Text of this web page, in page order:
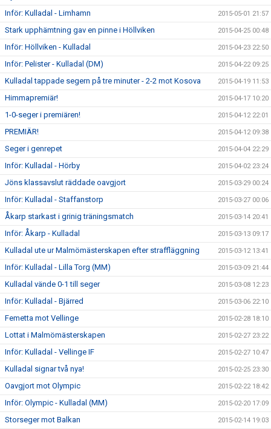
Inför: Kulladal - Limhamn 2015-05-01 21:57
Stark upphämtning gav en pinne i Höllviken 2015-04-25 00:48
Inför: Höllviken - Kulladal 2015-04-23 22:50
Inför: Pelister - Kulladal (DM) 2015-04-22 09:25
Kulladal tappade segern på tre minuter - 2-2 mot Kosova 2015-04-19 11:53
Himmapremiär! 2015-04-17 10:20
1-0-seger i premiären! 2015-04-12 22:01
PREMIÄR! 2015-04-12 09:38
Seger i genrepet 2015-04-04 22:29
Inför: Kulladal - Hörby 2015-04-02 23:24
Jöns klassavslut räddade oavgjort 2015-03-29 00:24
Inför: Kulladal - Staffanstorp 2015-03-27 00:06
Åkarp starkast i grinig träningsmatch 2015-03-14 20:41
Inför: Åkarp - Kulladal 2015-03-13 09:17
Kulladal ute ur Malmömästerskapen efter straffläggning 2015-03-12 13:41
Inför: Kulladal - Lilla Torg (MM) 2015-03-09 21:44
Kulladal vände 0-1 till seger 2015-03-08 12:23
Inför: Kulladal - Bjärred 2015-03-06 22:10
Femetta mot Vellinge 2015-02-28 18:10
Lottat i Malmömästerskapen 2015-02-27 23:22
Inför: Kulladal - Vellinge IF 2015-02-27 10:47
Kulladal signar två nya! 2015-02-25 23:30
Oavgjort mot Olympic 2015-02-22 18:42
Inför: Olympic - Kulladal (MM) 2015-02-20 17:09
Storseger mot Balkan 2015-02-14 19:03